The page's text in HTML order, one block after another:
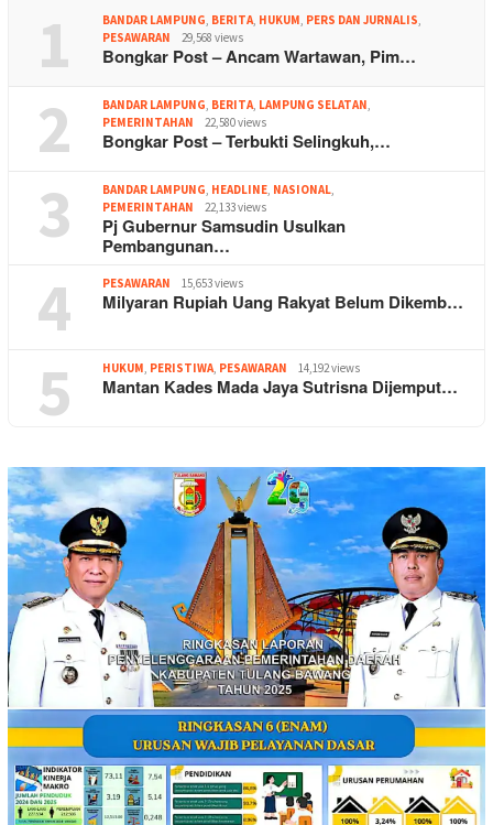
1 BANDAR LAMPUNG BERITA HUKUM PERS DAN JURNALIS
PESAWARAN
29,568 views
Bongkar Post – Ancam Wartawan, Pim…
2 BANDAR LAMPUNG BERITA LAMPUNG SELATAN
PEMERINTAHAN
22,580 views
Bongkar Post – Terbukti Selingkuh,…
3 BANDAR LAMPUNG HEADLINE NASIONAL
PEMERINTAHAN
22,133 views
Pj Gubernur Samsudin Usulkan
Pembangunan…
4 PESAWARAN 15,653 views
Milyaran Rupiah Uang Rakyat Belum Dikemb…
5 HUKUM PERISTIWA PESAWARAN 14,192 views
Mantan Kades Mada Jaya Sutrisna Dijemput…